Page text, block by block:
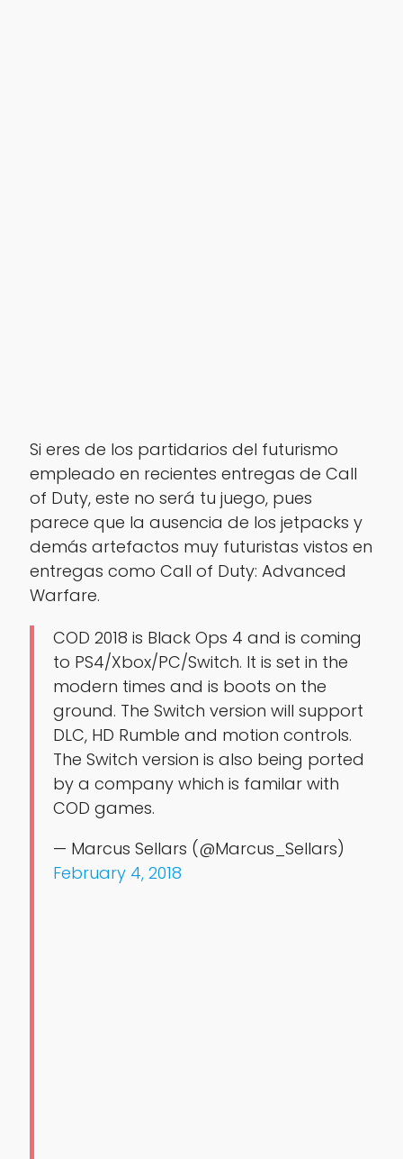
Si eres de los partidarios del futurismo
empleado en recientes entregas de Call
of Duty, este no será tu juego, pues
parece que la ausencia de los jetpacks y
demás artefactos muy futuristas vistos en
entregas como Call of Duty: Advanced
Warfare.
COD 2018 is Black Ops 4 and is coming
to PS4/Xbox/PC/Switch. It is set in the
modern times and is boots on the
ground. The Switch version will support
DLC, HD Rumble and motion controls.
The Switch version is also being ported
by a company which is familar with
COD games.
— Marcus Sellars (@Marcus_Sellars)
February 4, 2018